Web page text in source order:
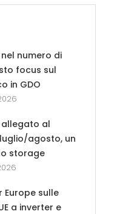
nel numero di
focus sul
in GDO
allegato al
agosto, un
storage
Europe sulle
a inverter e